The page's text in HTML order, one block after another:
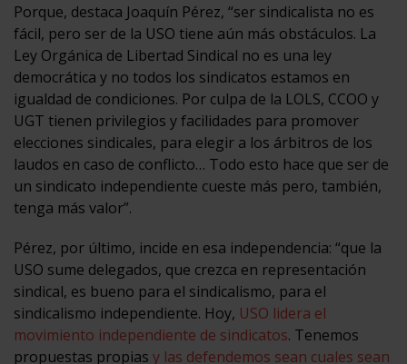
Porque, destaca Joaquín Pérez, “ser sindicalista no es
fácil, pero ser de la USO tiene aún más obstáculos. La
Ley Orgánica de Libertad Sindical no es una ley
democrática y no todos los sindicatos estamos en
igualdad de condiciones. Por culpa de la LOLS, CCOO y
UGT tienen privilegios y facilidades para promover
elecciones sindicales, para elegir a los árbitros de los
laudos en caso de conflicto… Todo esto hace que ser de
un sindicato independiente cueste más pero, también,
tenga más valor”.
Pérez, por último, incide en esa independencia: “que la
USO sume delegados, que crezca en representación
sindical, es bueno para el sindicalismo, para el
sindicalismo independiente. Hoy, USO lidera el
movimiento independiente de sindicatos. Tenemos
propuestas propias y las defendemos sean cuales sean